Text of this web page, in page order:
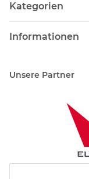
Kategorien
Informationen
Unsere Partner